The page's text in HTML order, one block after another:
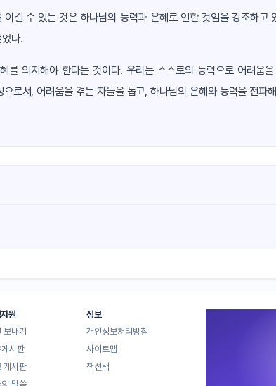
길 수 있는 것은 하나님의 능력과 은혜로 인한 것임을 강조하고
다.
의지해야 한다는 것이다. 우리는 스스로의 능력으로 어려움
로서, 어려움을 겪는 자들을 돕고, 하나님의 은혜와 능력을 전파
원
보내기
시판
게시판
정보
개인정보처리방침
사이트맵
책선택